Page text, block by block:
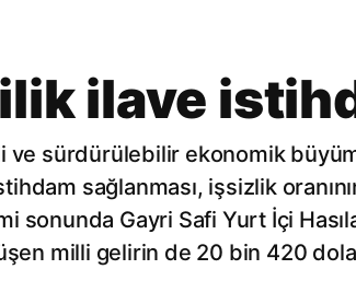
ilave
ve sürdürülebilir ekonomik
sağlanması, işsizlik
sonunda Gayri Safi Yurt İçi
milli gelirin de 20 bin 420